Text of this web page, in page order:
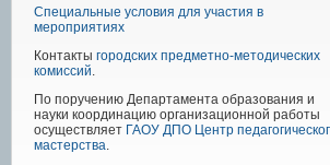
Специальные условия для участия в
мероприятиях
Контакты городских предметно-методических
комиссий.
По поручению Департамента образования и
науки координацию организационной работы
осуществляет ГАОУ ДПО Центр
мастерства.